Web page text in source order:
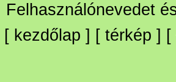
Felhasználónevedet
[ kezdőlap ] [ térkép ] [